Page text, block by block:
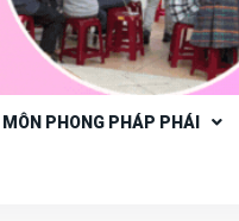
MÔN PHONG PHÁP PHÁI